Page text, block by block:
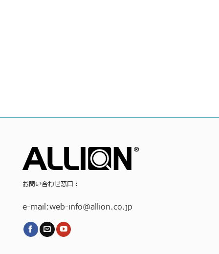
お問い合わせ窓口：
e-mail:web-info@allion.co.jp